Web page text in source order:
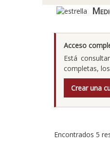
Acceso
Está
completas,
Crear una
Encontrados 5